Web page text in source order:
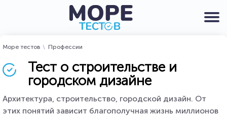
Море тестов Профессии
Тест о строительстве и
городском дизайне
Архитектура, строительство, городской дизайн. От
этих понятий зависит благополучная жизнь миллионов